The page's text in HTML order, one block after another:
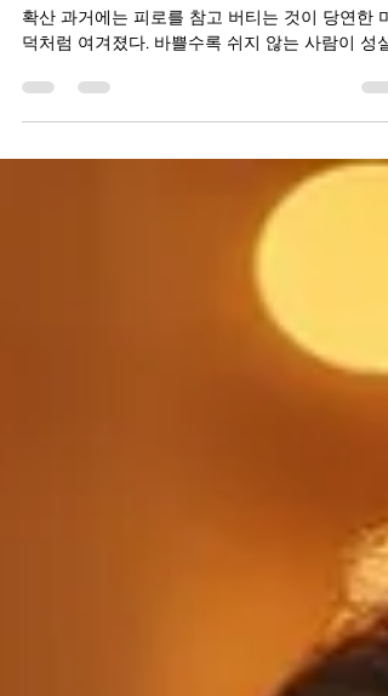
스웨디시가 일상이 된 이유 스스로를 돌보는 문화
확산 과거에는 피로를 참고 버티는 것이 당연한 미
덕처럼 여겨졌다. 바쁠수록 쉬지 않는 사람이 성실
스스로를 돌보는 것이 삶의 기준 이 되었고, 그 중
에 스웨디시가 있다. 1. 몸이 보내는 신호에 반응하
관리 스스로를 돌보는 문화의 확산 현대인의 피로는
단순하지 않다. 장시간 앉아 있는 생활, 스마트폰
중심의 관리 로 몸의 긴장을 자연스럽게 풀어준다.
이러한 방식은 ‘아플 때 찾는 관리’가 아니라, 미리
컨디션을 조절하는 예방 관리 로 인식되고 있다. 스